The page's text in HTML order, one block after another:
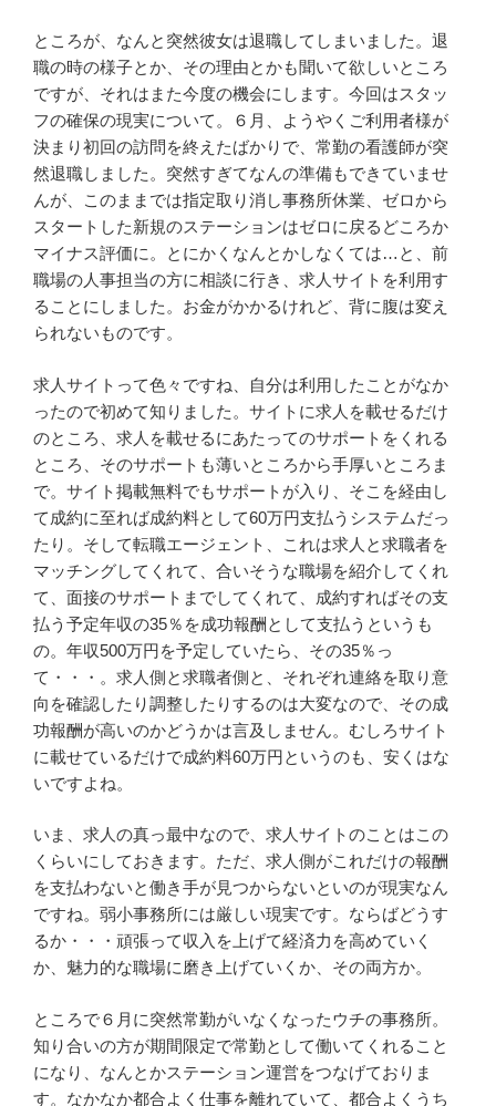
ところが、なんと突然彼女は退職してしまいました。退
職の時の様子とか、その理由とかも聞いて欲しいところ
ですが、それはまた今度の機会にします。今回はスタッ
フの確保の現実について。６月、ようやくご利用者様が
決まり初回の訪問を終えたばかりで、常勤の看護師が突
然退職しました。突然すぎてなんの準備もできていませ
んが、このままでは指定取り消し事務所休業、ゼロから
スタートした新規のステーションはゼロに戻るどころか
マイナス評価に。とにかくなんとかしなくては…と、前
職場の人事担当の方に相談に行き、求人サイトを利用す
ることにしました。お金がかかるけれど、背に腹は変え
られないものです。
求人サイトって色々ですね、自分は利用したことがなか
ったので初めて知りました。サイトに求人を載せるだけ
のところ、求人を載せるにあたってのサポートをくれる
ところ、そのサポートも薄いところから手厚いところま
で。サイト掲載無料でもサポートが入り、そこを経由し
て成約に至れば成約料として60万円支払うシステムだっ
たり。そして転職エージェント、これは求人と求職者を
マッチングしてくれて、合いそうな職場を紹介してくれ
て、面接のサポートまでしてくれて、成約すればその支
払う予定年収の35％を成功報酬として支払うというも
の。年収500万円を予定していたら、その35％っ
て・・・。求人側と求職者側と、それぞれ連絡を取り意
向を確認したり調整したりするのは大変なので、その成
功報酬が高いのかどうかは言及しません。むしろサイト
に載せているだけで成約料60万円というのも、安くはな
いですよね。
いま、求人の真っ最中なので、求人サイトのことはこの
くらいにしておきます。ただ、求人側がこれだけの報酬
を支払わないと働き手が見つからないといのが現実なん
ですね。弱小事務所には厳しい現実です。ならばどうす
るか・・・頑張って収入を上げて経済力を高めていく
か、魅力的な職場に磨き上げていくか、その両方か。
ところで６月に突然常勤がいなくなったウチの事務所。
知り合いの方が期間限定で常勤として働いてくれること
になり、なんとかステーション運営をつなげておりま
す。なかなか都合よく仕事を離れていて、都合よくうち